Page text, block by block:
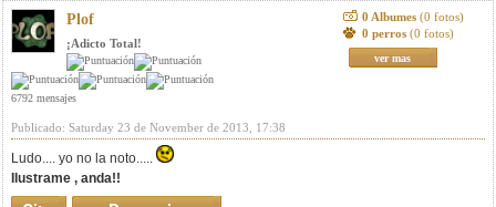
Plof
¡Adicto Total!
6792 mensajes
0 Albumes (0 fotos)
0 perros (0 fotos)
ver mas
Publicado: Saturday 23 de November de 2013, 17:38
Ludo.... yo no la noto.....
Ilustrame , anda!!